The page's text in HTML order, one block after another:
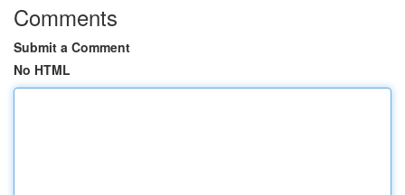
Comments
Submit a Comment
No HTML